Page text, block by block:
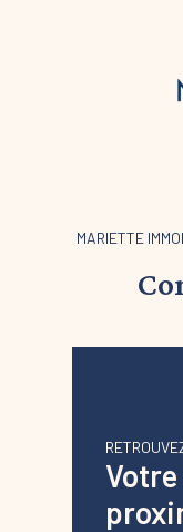
MARIETTE